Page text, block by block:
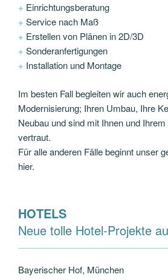
+ Einrichtungsberatung
+ Service nach Maß
+ Erstellen von Plänen in 2D/3D
+ Sonderanfertigungen
+ Installation und Montage
Im besten Fall begleiten wir auch
Modernisierung; Ihren Umbau, Ihre
Neubau und sind mit Ihnen und
vertraut.
Für alle anderen Fälle beginnt unser
hier.
HOTELS
Neue tolle Hotel-Projekte
Bayerischer Hof, München